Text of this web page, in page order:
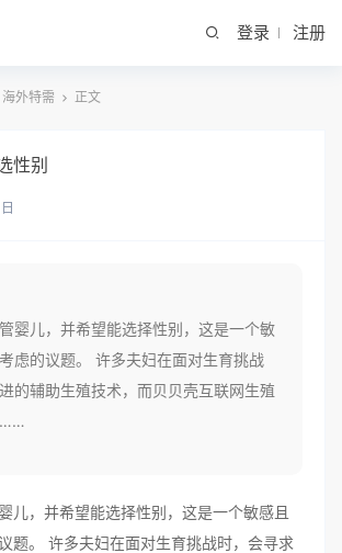
登录 注册
海外特需 正文
性别
婴儿，并希望能选择性别，这是一个敏
虑的议题。 许多夫妇在面对生育挑战
的辅助生殖技术，而贝贝壳互联网生殖
……
儿，并希望能选择性别，这是一个敏感且
题。 许多夫妇在面对生育挑战时，会寻求